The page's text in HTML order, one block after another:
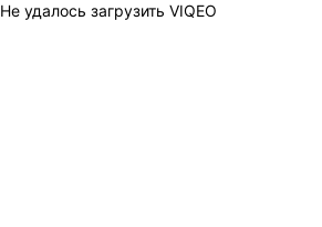
Не удалось загрузить VIQEO